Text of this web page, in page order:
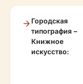
Городская
типография –
Книжное
искусство: